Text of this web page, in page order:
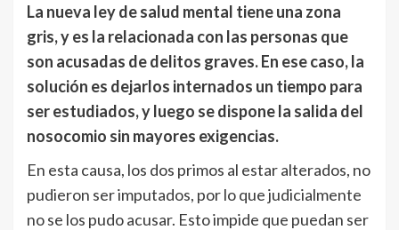
La nueva ley de salud mental tiene una zona
gris, y es la relacionada con las personas que
son acusadas de delitos graves. En ese caso, la
solución es dejarlos internados un tiempo para
ser estudiados, y luego se dispone la salida del
nosocomio sin mayores exigencias.
En esta causa, los dos primos al estar alterados, no
pudieron ser imputados, por lo que judicialmente
no se los pudo acusar. Esto impide que puedan ser